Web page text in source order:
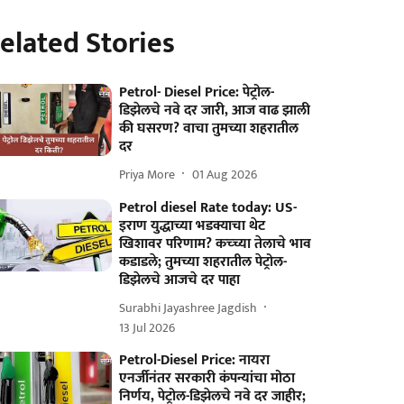
Stories
Petrol- Diesel Price: पेट्रोल-
डिझेलचे नवे दर जारी, आज वाढ झाली
की घसरण? वाचा तुमच्या शहरातील
दर
Priya More 01 Aug 2026
Petrol diesel Rate today: US-
इराण युद्धाच्या भडक्याचा थेट
खिशावर परिणाम? कच्च्या तेलाचे भाव
कडाडले; तुमच्या शहरातील पेट्रोल-
डिझेलचे आजचे दर पाहा
Surabhi Jayashree Jagdish
13 Jul 2026
Petrol-Diesel Price: नायरा
एनर्जीनंतर सरकारी कंपन्यांचा मोठा
निर्णय, पेट्रोल-डिझेलचे नवे दर जाहीर;